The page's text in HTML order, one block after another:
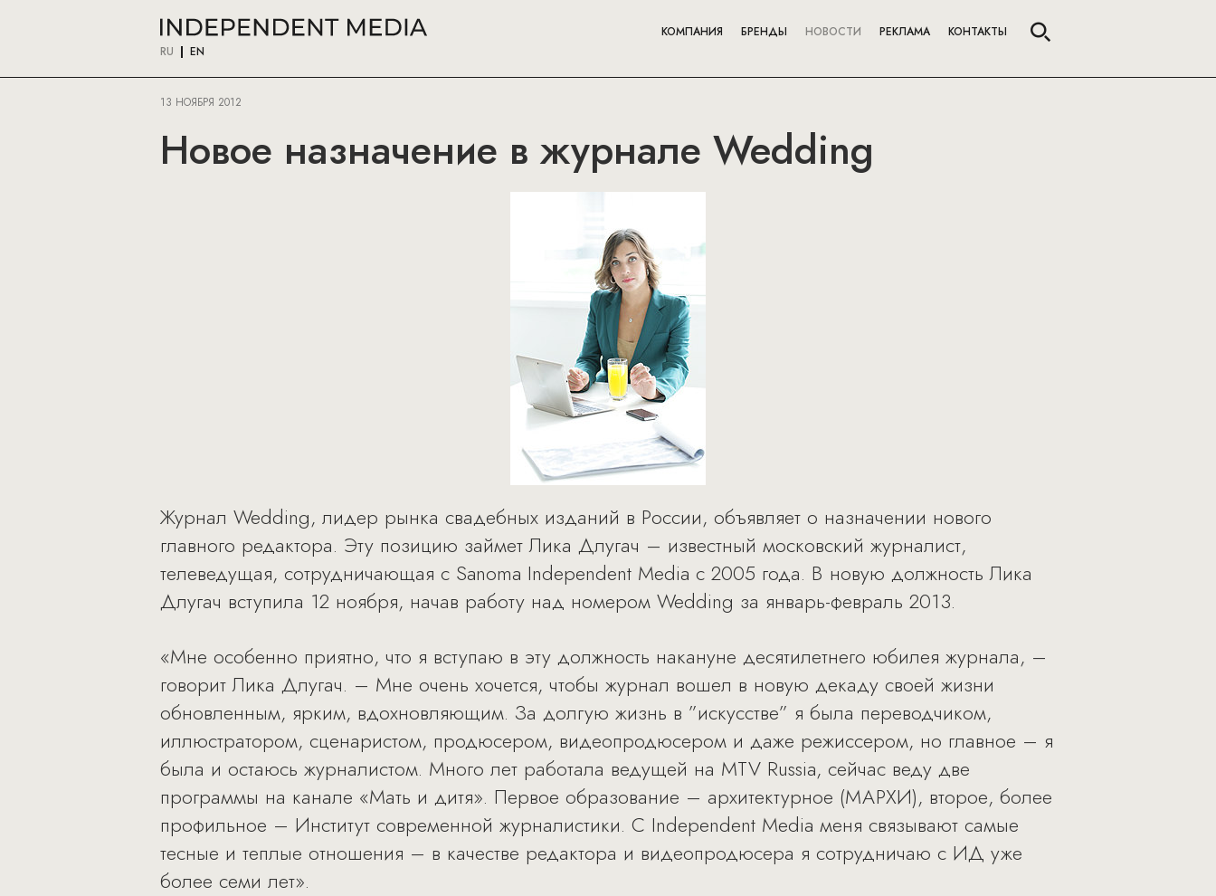
RU EN
КОМПАНИЯ БРЕНДЫ НОВОСТИ РЕКЛАМА КОНТАКТЫ
13 НОЯБРЯ 2012
Новое назначение в журнале Wedding
Журнал Wedding, лидер рынка свадебных изданий в России, объявляет о назначении нового
главного редактора. Эту позицию займет Лика Длугач – известный московский журналист,
телеведущая, сотрудничающая с Sanoma Independent Media с 2005 года. В новую должность Лика
Длугач вступила 12 ноября, начав работу над номером Wedding за январь-февраль 2013.
«Мне особенно приятно, что я вступаю в эту должность накануне десятилетнего юбилея журнала, –
говорит Лика Длугач. – Мне очень хочется, чтобы журнал вошел в новую декаду своей жизни
обновленным, ярким, вдохновляющим. За долгую жизнь в ”искусстве” я была переводчиком,
иллюстратором, сценаристом, продюсером, видеопродюсером и даже режиссером, но главное – я
была и остаюсь журналистом. Много лет работала ведущей на MTV Russia, сейчас веду две
программы на канале «Мать и дитя». Первое образование – архитектурное (МАРХИ), второе, более
профильное – Институт современной журналистики. С Independent Media меня связывают самые
тесные и теплые отношения – в качестве редактора и видеопродюсера я сотрудничаю с ИД уже
более семи лет».